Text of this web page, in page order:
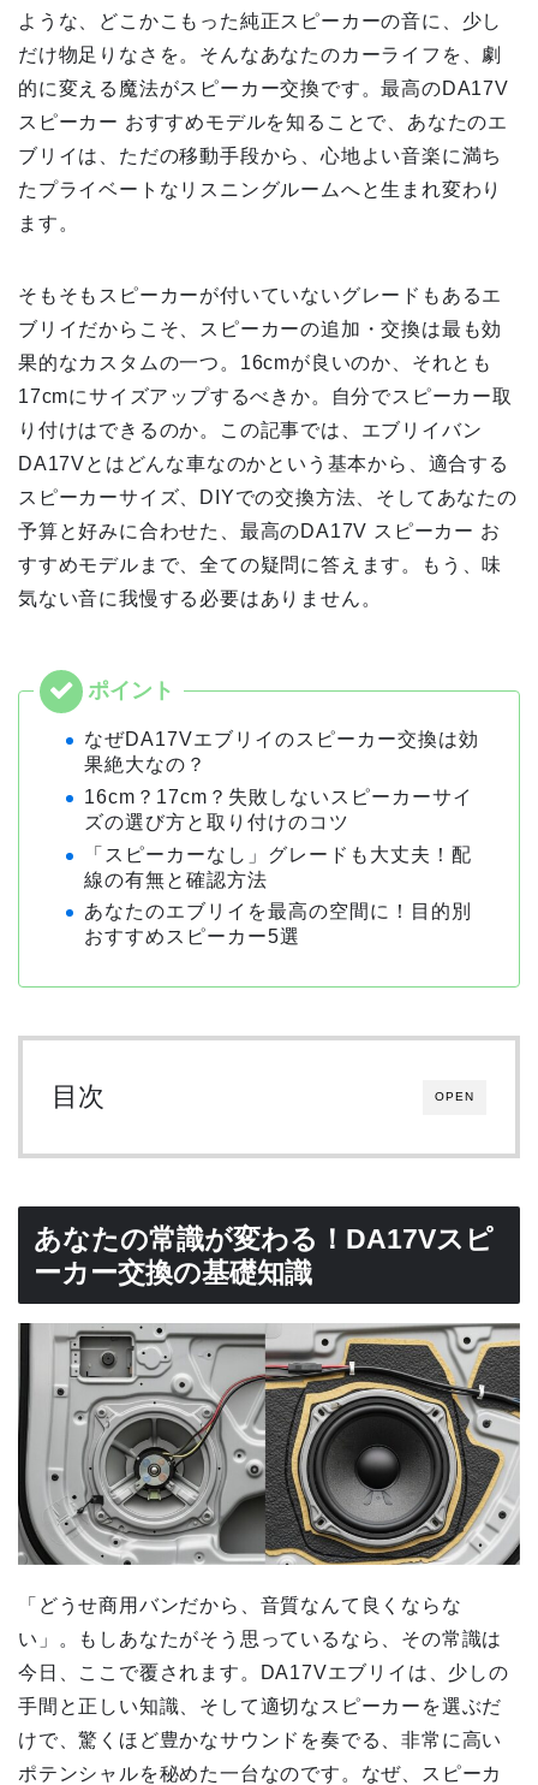
ような、どこかこもった純正スピーカーの音に、少し
だけ物足りなさを。そんなあなたのカーライフを、劇
的に変える魔法がスピーカー交換です。最高のDA17V
スピーカー おすすめモデルを知ることで、あなたのエ
ブリイは、ただの移動手段から、心地よい音楽に満ち
たプライベートなリスニングルームへと生まれ変わり
ます。
そもそもスピーカーが付いていないグレードもあるエ
ブリイだからこそ、スピーカーの追加・交換は最も効
果的なカスタムの一つ。16cmが良いのか、それとも
17cmにサイズアップするべきか。自分でスピーカー取
り付けはできるのか。この記事では、エブリイバン
DA17Vとはどんな車なのかという基本から、適合する
スピーカーサイズ、DIYでの交換方法、そしてあなたの
予算と好みに合わせた、最高のDA17V スピーカー お
すすめモデルまで、全ての疑問に答えます。もう、味
気ない音に我慢する必要はありません。
なぜDA17Vエブリイのスピーカー交換は効
果絶大なの？
16cm？17cm？失敗しないスピーカーサイ
ズの選び方と取り付けのコツ
「スピーカーなし」グレードも大丈夫！配
線の有無と確認方法
あなたのエブリイを最高の空間に！目的別
おすすめスピーカー5選
OPEN
目次
あなたの常識が変わる！DA17Vスピ
ーカー交換の基礎知識
「どうせ商用バンだから、音質なんて良くならな
い」。もしあなたがそう思っているなら、その常識は
今日、ここで覆されます。DA17Vエブリイは、少しの
手間と正しい知識、そして適切なスピーカーを選ぶだ
けで、驚くほど豊かなサウンドを奏でる、非常に高い
ポテンシャルを秘めた一台なのです。なぜ、スピーカ